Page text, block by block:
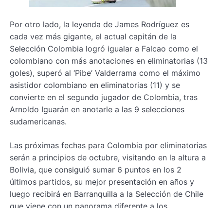
Por otro lado, la leyenda de James Rodríguez es
cada vez más gigante, el actual capitán de la
Selección Colombia logró igualar a Falcao como el
colombiano con más anotaciones en eliminatorias (13
goles), superó al ‘Pibe’ Valderrama como el máximo
asistidor colombiano en eliminatorias (11) y se
convierte en el segundo jugador de Colombia, tras
Arnoldo Iguarán en anotarle a las 9 selecciones
sudamericanas.
Las próximas fechas para Colombia por eliminatorias
serán a principios de octubre, visitando en la altura a
Bolivia, que consiguió sumar 6 puntos en los 2
últimos partidos, su mejor presentación en años y
luego recibirá en Barranquilla a la Selección de Chile
que viene con un panorama diferente a los